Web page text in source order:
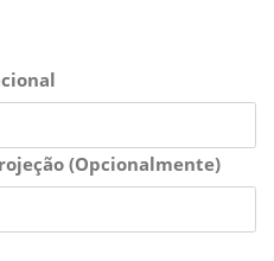
(Opcionalmente)